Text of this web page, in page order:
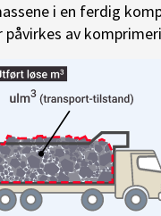
i en ferdig
av